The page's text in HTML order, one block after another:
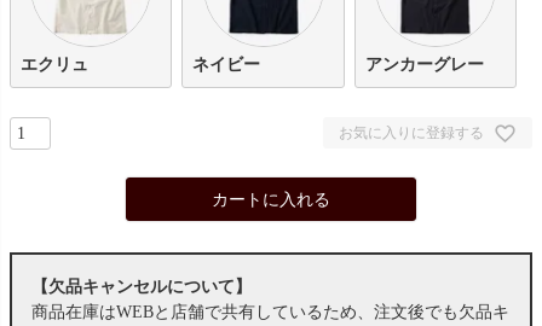
エクリュ ネイビー アンカーグレー
お気に入りに登録する
カートに入れる
【欠品キャンセルについて】
商品在庫はWEBと店舗で共有しているため、注文後でも欠品キ